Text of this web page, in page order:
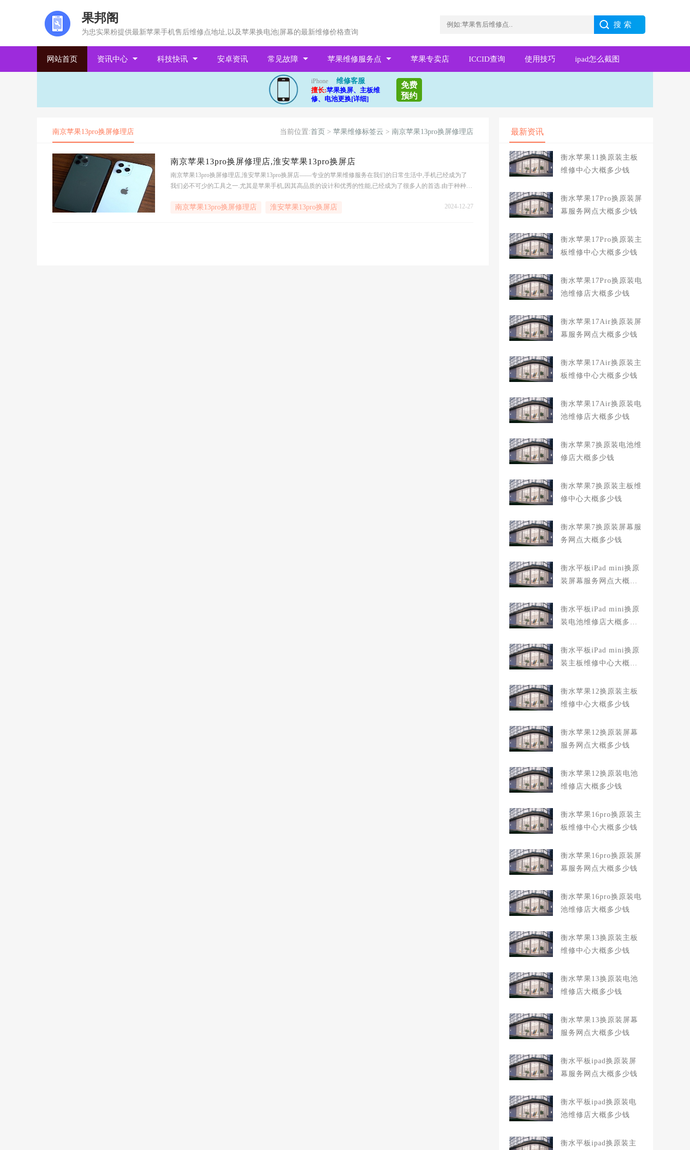
果邦阁
为忠实果粉提供最新苹果手机售后维修点地址,以及苹果换电池|屏幕的最新维修价格查询
网站首页 资讯中心 科技快讯 安卓资讯 常见故障 苹果维修服务点 苹果专卖店 ICCID查询 使用技巧 ipad怎么截图
iPhone
维修客服
擅长:苹果换屏、主板维
修、电池更换[详细]
免费
预约
南京苹果13pro换屏修理店 当前位置:首页 > 苹果维修标签云 > 南京苹果13pro换屏修理店
南京苹果13pro换屏修理店,淮安苹果13pro换屏店
南京苹果13pro换屏修理店,淮安苹果13pro换屏店——专业的苹果维修服务在我们的日常生活中,手机已经成为了
我们必不可少的工具之一.尤其是苹果手机,因其高品质的设计和优秀的性能,已经成为了很多人的首选.由于种种原
ro换屏店就是您最好的选择.服务范围南京苹果13
南京苹果13pro换屏修理店 淮安苹果13pro换屏店 2024-12-27
最新资讯
衡水苹果11换原装主板
维修中心大概多少钱
衡水苹果17Pro换原装屏
幕服务网点大概多少钱
衡水苹果17Pro换原装主
板维修中心大概多少钱
衡水苹果17Pro换原装电
池维修店大概多少钱
衡水苹果17Air换原装屏
幕服务网点大概多少钱
衡水苹果17Air换原装主
板维修中心大概多少钱
衡水苹果17Air换原装电
池维修店大概多少钱
衡水苹果7换原装电池维
修店大概多少钱
衡水苹果7换原装主板维
修中心大概多少钱
衡水苹果7换原装屏幕服
务网点大概多少钱
衡水平板iPad mini换原
装屏幕服务网点大概多
衡水平板iPad mini换原
装电池维修店大概多少
衡水平板iPad mini换原
装主板维修中心大概多
衡水苹果12换原装主板
维修中心大概多少钱
衡水苹果12换原装屏幕
服务网点大概多少钱
衡水苹果12换原装电池
维修店大概多少钱
衡水苹果16pro换原装主
板维修中心大概多少钱
衡水苹果16pro换原装屏
幕服务网点大概多少钱
衡水苹果16pro换原装电
池维修店大概多少钱
衡水苹果13换原装主板
维修中心大概多少钱
衡水苹果13换原装电池
维修店大概多少钱
衡水苹果13换原装屏幕
服务网点大概多少钱
衡水平板ipad换原装屏
幕服务网点大概多少钱
衡水平板ipad换原装电
池维修店大概多少钱
衡水平板ipad换原装主